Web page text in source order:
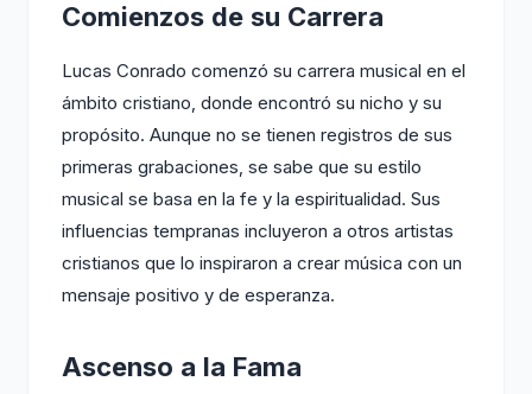
Comienzos de su Carrera
Lucas Conrado comenzó su carrera musical en el
ámbito cristiano, donde encontró su nicho y su
propósito. Aunque no se tienen registros de sus
primeras grabaciones, se sabe que su estilo
musical se basa en la fe y la espiritualidad. Sus
influencias tempranas incluyeron a otros artistas
cristianos que lo inspiraron a crear música con un
mensaje positivo y de esperanza.
Ascenso a la Fama